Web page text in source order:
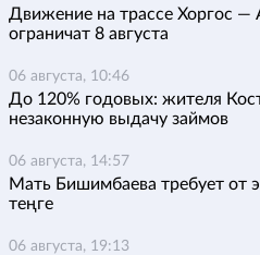
Движение на трассе Хоргос
ограничат 8 августа
06 августа, 10:46
До 120% годовых: жителя
незаконную выдачу займов
06 августа, 14:57
Мать Бишимбаева требует от
теңге
06 августа, 19:13